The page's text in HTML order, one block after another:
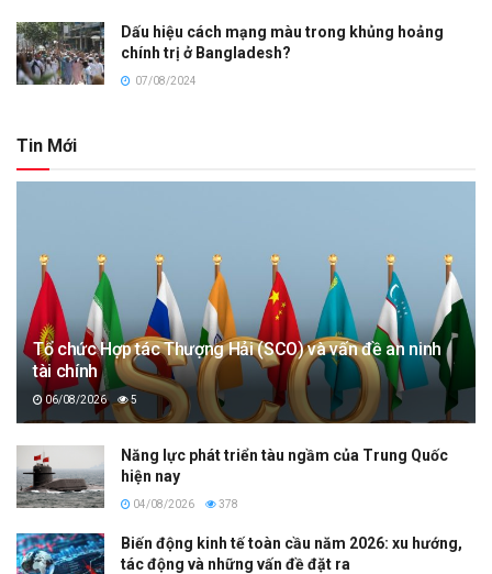
Dấu hiệu cách mạng màu trong khủng hoảng
chính trị ở Bangladesh?
07/08/2024
Tin Mới
Tổ chức Hợp tác Thượng Hải (SCO) và vấn đề an ninh
tài chính
06/08/2026 5
Năng lực phát triển tàu ngầm của Trung Quốc
hiện nay
04/08/2026 378
Biến động kinh tế toàn cầu năm 2026: xu hướng,
tác động và những vấn đề đặt ra